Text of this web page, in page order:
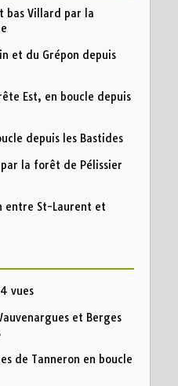
bas Villard par la
et du Grépon depuis
Est, en boucle depuis
depuis les Bastides
la forêt de Pélissier
entre St-Laurent et
vues
et Berges
de Tanneron en boucle